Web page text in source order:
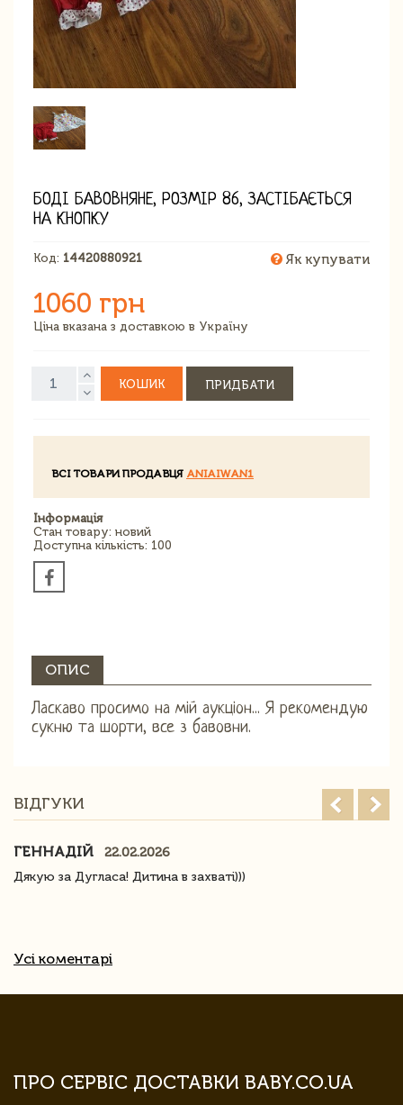
БОДІ БАВОВНЯНЕ, РОЗМІР 86, ЗАСТІБАЄТЬСЯ
НА КНОПКУ
Код: 14420880921 Як купувати
1060 грн
Ціна вказана з доставкою в Україну
КОШИК ПРИДБАТИ
ВСІ ТОВАРИ ПРОДАВЦЯ ANIAIWAN1
Інформація
Стан товару: новий
Доступна кількість: 100
ОПИС
Ласкаво просимо на мій аукціон... Я рекомендую
сукню та шорти, все з бавовни.
ВІДГУКИ
ГЕННАДІЙ
22.02.2026
Дякую за Дугласа! Дитина в захваті)))
Усі коментарі
ПРО СЕРВІС ДОСТАВКИ BABY.CO.UA